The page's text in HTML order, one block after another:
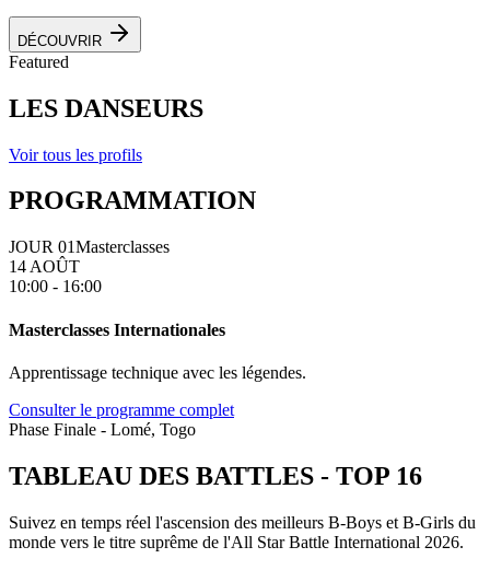
DÉCOUVRIR
Featured
LES DANSEURS
Voir tous les profils
PROGRAMMATION
JOUR 01Masterclasses
14 AOÛT
10:00 - 16:00
Masterclasses Internationales
Apprentissage technique avec les légendes.
Consulter le programme complet
Phase Finale - Lomé, Togo
TABLEAU DES BATTLES - TOP 16
Suivez en temps réel l'ascension des meilleurs B-Boys et B-Girls du
monde vers le titre suprême de l'All Star Battle International 2026.